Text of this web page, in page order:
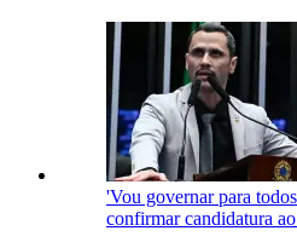
'Vou governar para
confirmar candidatura